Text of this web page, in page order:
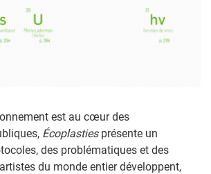
est au cœur des
Écoplastiesprésente un
des problématiques et des
du monde entier développent,